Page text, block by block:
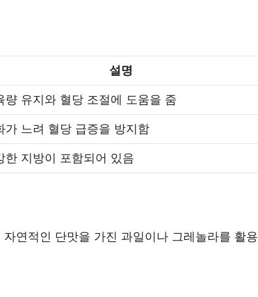
설명
량 유지와 혈당 조절에 도움을 줌
가 느려 혈당 급증을 방지함
한 지방이 포함되어 있음
연적인 단맛을 가진 과일이나 그레놀라를 활용